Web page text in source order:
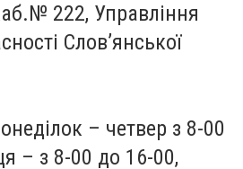
222, Управління
Слов’янської
– четвер з 8-00
– з 8-00 до 16-00,